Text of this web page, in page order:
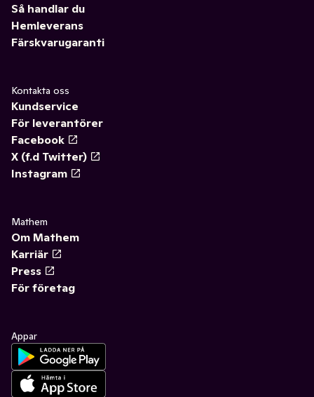
Så handlar du
Hemleverans
Färskvarugaranti
Kontakta oss
Kundservice
För leverantörer
Facebook
X (f.d Twitter)
Instagram
Mathem
Om Mathem
Karriär
Press
För företag
Appar